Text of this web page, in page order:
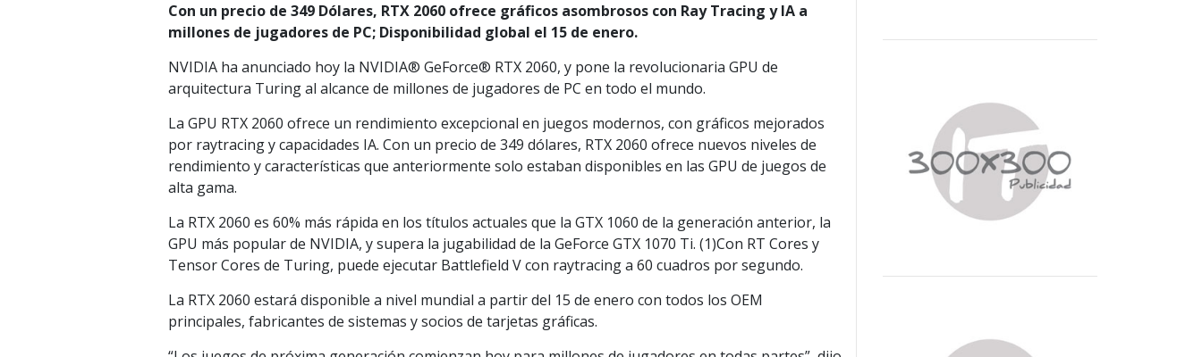
Con un precio de 349 Dólares, RTX 2060 ofrece gráficos asombrosos con Ray Tracing y IA a
millones de jugadores de PC; Disponibilidad global el 15 de enero.
NVIDIA ha anunciado hoy la NVIDIA® GeForce® RTX 2060, y pone la revolucionaria GPU de
arquitectura Turing al alcance de millones de jugadores de PC en todo el mundo.
La GPU RTX 2060 ofrece un rendimiento excepcional en juegos modernos, con gráficos mejorados
por raytracing y capacidades IA. Con un precio de 349 dólares, RTX 2060 ofrece nuevos niveles de
rendimiento y características que anteriormente solo estaban disponibles en las GPU de juegos de
alta gama.
La RTX 2060 es 60% más rápida en los títulos actuales que la GTX 1060 de la generación anterior, la
GPU más popular de NVIDIA, y supera la jugabilidad de la GeForce GTX 1070 Ti. (1)Con RT Cores y
Tensor Cores de Turing, puede ejecutar Battlefield V con raytracing a 60 cuadros por segundo.
La RTX 2060 estará disponible a nivel mundial a partir del 15 de enero con todos los OEM
principales, fabricantes de sistemas y socios de tarjetas gráficas.